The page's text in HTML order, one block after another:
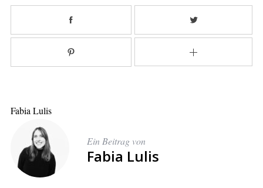
Fabia Lulis
Ein Beitrag von
Fabia Lulis